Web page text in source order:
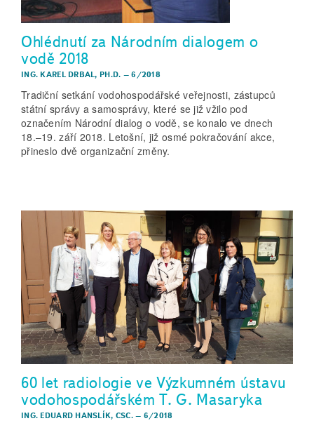
Ohlédnutí za Národním dialogem o
vodě 2018
ING. KAREL DRBAL, PH.D. –6/2018
Tradiční setkání vodohospodářské veřejnosti, zástupců
státní správy a samosprávy, které se již vžilo pod
označením Národní dialog o vodě, se konalo ve dnech
18.–19. září 2018. Letošní, již osmé pokračování akce,
přineslo dvě organizační změny.
60 let radiologie ve Výzkumném ústavu
vodohospodářském T. G. Masaryka
ING. EDUARD HANSLÍK, CSC. – 6/2018